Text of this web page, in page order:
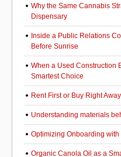
Why the Same Cannabis
Dispensary
Inside a Public Relations
Before Sunrise
When a Used Construction
Smartest Choice
Rent First or Buy Right
Understanding materials
Optimizing Onboarding
Organic Canola Oil as a